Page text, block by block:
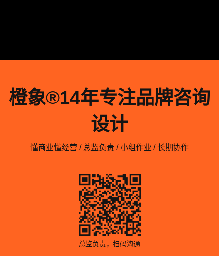
橙象®️14年专注品牌咨询
设计
懂商业懂经营 / 总监负责 / 小组作业 / 长期协作
总监负责，扫码沟通